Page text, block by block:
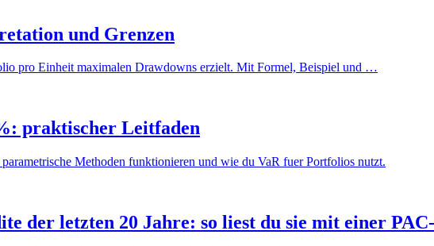
und Grenzen
pro Einheit maximalen Drawdowns erzielt. Mit Formel, Beispiel und …
praktischer Leitfaden
Methoden funktionieren und wie du VaR fuer Portfolios nutzt.
der letzten 20 Jahre: so liest du sie mit einer